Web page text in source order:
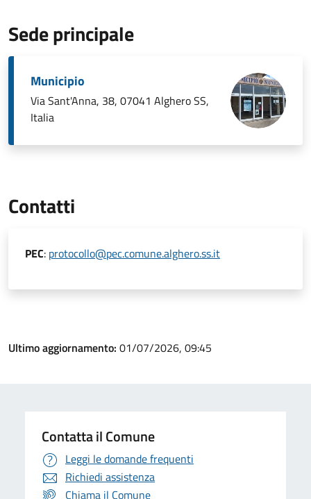
Sede principale
Municipio
Via Sant'Anna, 38, 07041 Alghero SS,
Italia
Contatti
PEC: protocollo@pec.comune.alghero.ss.it
Ultimo aggiornamento: 01/07/2026, 09:45
Contatta il Comune
Leggi le domande frequenti
Richiedi assistenza
Chiama il Comune